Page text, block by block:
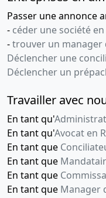
complémentaires
Montant :
42 047 EUR
Date d'inscription :
Date de fin :09-07-
Créancier :URSSAF
20
Adresse du
3e Arrondissemen
Mentions :Numero
2025SEC00006 La
contre SARL FIL
MAI 24 17 06 24
Passer une annonce
- céder une société
-trouver un manager
Déclencher une
Déclencher un
Travailler avec
En tant qu'
En tant qu'Avocat en
En tant que
En tant que
En tant que
En tant que Manager